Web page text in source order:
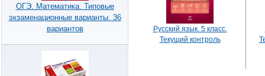
ОГЭ. Математика. Типовые
экзаменационные варианты. 36
вариантов
Русский язык. 5 класс.
Текущий контроль